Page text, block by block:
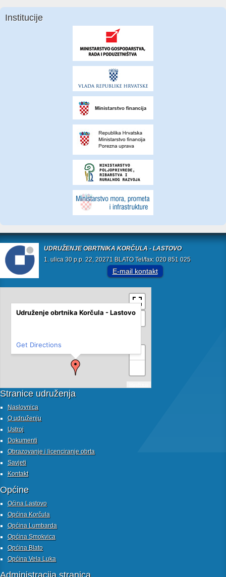
Institucije
UDRUŽENJE OBRTNIKA KORČULA - LASTOVO
1. ulica 30 p.p. 22, 20271 BLATO Tel/fax: 020 851 025
E-mail kontakt
+
Udruženje obrtnika Korčula - Lastovo
Get Directions
Stranice udruženja
Naslovnica
O udruženju
Ustroj
Dokumenti
Obrazovanje i licenciranje obrta
Savjeti
Kontakt
Općine
Oćina Lastovo
Općina Korčula
Općina Lumbarda
Općina Smokvica
Općina Blato
Općina Vela Luka
Administracija stranica